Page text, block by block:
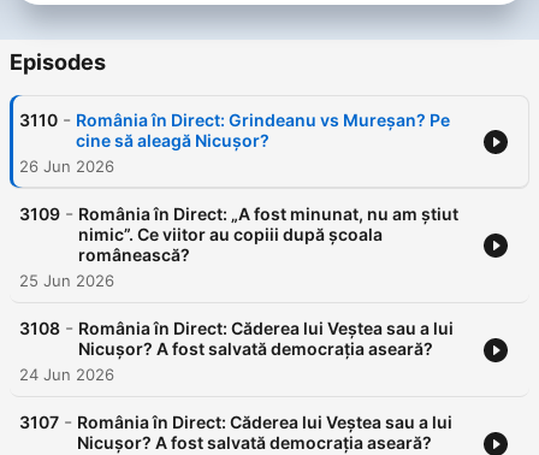
Episodes
3110 - România în Direct: Grindeanu vs Mureșan? Pe
cine să aleagă Nicușor?
26 Jun 2026
3109 - România în Direct: „A fost minunat, nu am știut
nimic”. Ce viitor au copiii după școala
românească?
25 Jun 2026
3108 - România în Direct: Căderea lui Veștea sau a lui
Nicușor? A fost salvată democrația aseară?
24 Jun 2026
3107 - România în Direct: Căderea lui Veștea sau a lui
Nicușor? A fost salvată democrația aseară?